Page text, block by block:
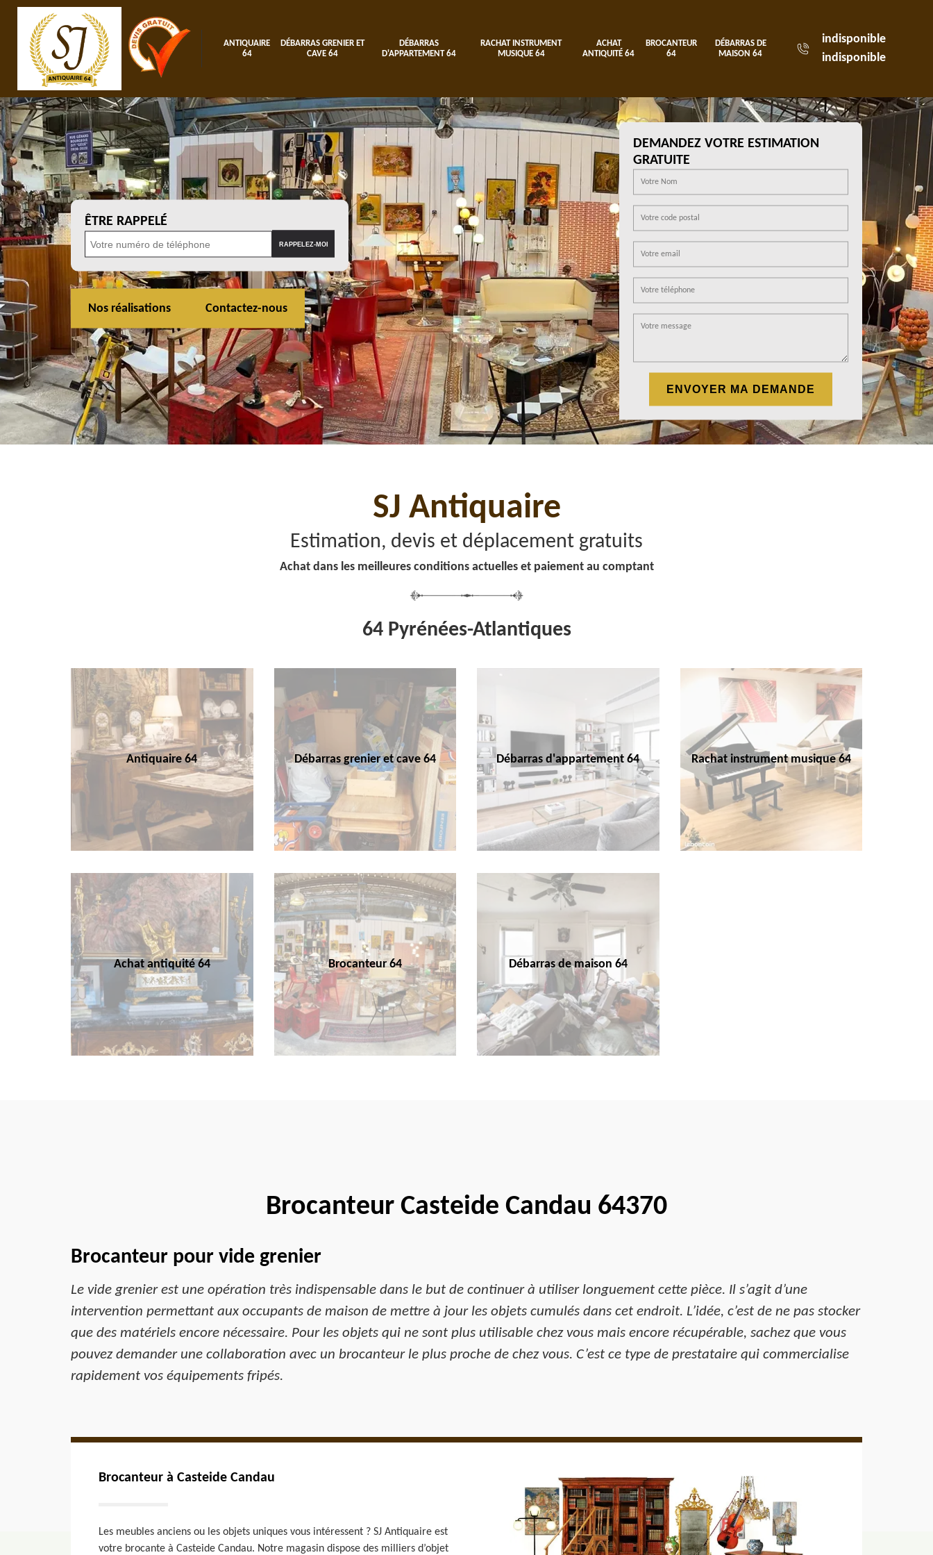
ANTIQUAIRE
64
DÉBARRAS GRENIER ET
CAVE 64
DÉBARRAS
D'APPARTEMENT 64
RACHAT INSTRUMENT
MUSIQUE 64
ACHAT
ANTIQUITÉ 64
BROCANTEUR
64
DÉBARRAS DE
MAISON 64
indisponible
indisponible
ÊTRE RAPPELÉ
Nos réalisations Contactez-nous
DEMANDEZ VOTRE ESTIMATION
GRATUITE
SJ Antiquaire
Estimation, devis et déplacement gratuits
Achat dans les meilleures conditions actuelles et paiement au comptant
64 Pyrénées-Atlantiques
Antiquaire 64 Débarras grenier et cave 64 Débarras d'appartement 64 Rachat instrument musique 64
Achat antiquité 64 Brocanteur 64 Débarras de maison 64
Brocanteur Casteide Candau 64370
Brocanteur pour vide grenier
Le vide grenier est une opération très indispensable dans le but de continuer à utiliser longuement cette pièce. Il s’agit d’une
intervention permettant aux occupants de maison de mettre à jour les objets cumulés dans cet endroit. L’idée, c’est de ne pas stocker
que des matériels encore nécessaire. Pour les objets qui ne sont plus utilisable chez vous mais encore récupérable, sachez que vous
pouvez demander une collaboration avec un brocanteur le plus proche de chez vous. C’est ce type de prestataire qui commercialise
rapidement vos équipements fripés.
Brocanteur à Casteide Candau
Les meubles anciens ou les objets uniques vous intéressent ? SJ Antiquaire est
votre brocante à Casteide Candau. Notre magasin dispose des milliers d’objet